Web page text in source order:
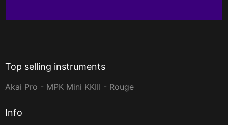
Top selling instruments
Akai Pro - MPK Mini KKIII - Rouge
Info